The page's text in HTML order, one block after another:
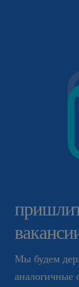
Мы будем
аналогичные